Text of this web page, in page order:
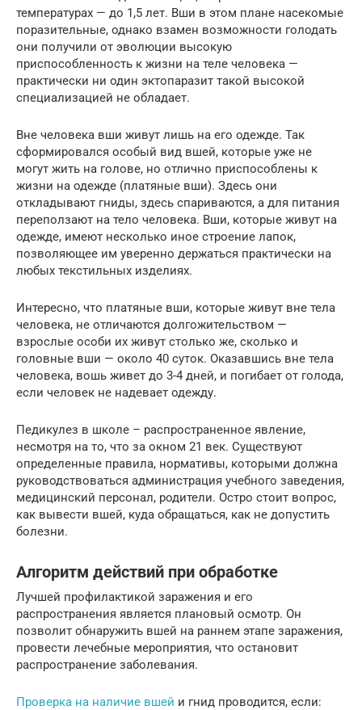
температурах — до 1,5 лет. Вши в этом плане насекомые
поразительные, однако взамен возможности голодать
они получили от эволюции высокую
приспособленность к жизни на теле человека —
практически ни один эктопаразит такой высокой
специализацией не обладает.
Вне человека вши живут лишь на его одежде. Так
сформировался особый вид вшей, которые уже не
могут жить на голове, но отлично приспособлены к
жизни на одежде (платяные вши). Здесь они
откладывают гниды, здесь спариваются, а для питания
переползают на тело человека. Вши, которые живут на
одежде, имеют несколько иное строение лапок,
позволяющее им уверенно держаться практически на
любых текстильных изделиях.
Интересно, что платяные вши, которые живут вне тела
человека, не отличаются долгожительством —
взрослые особи их живут столько же, сколько и
головные вши — около 40 суток. Оказавшись вне тела
человека, вошь живет до 3-4 дней, и погибает от голода,
если человек не надевает одежду.
Педикулез в школе – распространенное явление,
несмотря на то, что за окном 21 век. Существуют
определенные правила, нормативы, которыми должна
руководствоваться администрация учебного заведения,
медицинский персонал, родители. Остро стоит вопрос,
как вывести вшей, куда обращаться, как не допустить
болезни.
Алгоритм действий при обработке
Лучшей профилактикой заражения и его
распространения является плановый осмотр. Он
позволит обнаружить вшей на раннем этапе заражения,
провести лечебные мероприятия, что остановит
распространение заболевания.
Проверка на наличие вшей и гнид проводится, если: